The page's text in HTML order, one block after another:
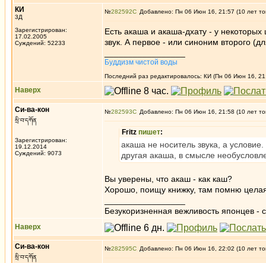
КИ
3Д
Зарегистрирован:
17.02.2005
Суждений: 52233
№282592 Добавлено: Пн 06 Июн 16, 21:57 (10 лет
Есть акаша и акаша-дхату - у
звук. А первое - или синоним второго
Буддизм чистой воды
Последний раз редактировалось: КИ (Пн 06 Июн 16,
Наверх
Си-ва-кон
སྲི་བ་དཀོན
Зарегистрирован:
19.12.2014
Суждений: 9073
№282593 Добавлено: Пн 06 Июн 16, 21:58 (10 лет
Fritz пишет:
акаша не носитель звука, а
другая акаша, в смысле
Вы уверены, что акаш - как каш?
Хорошо, поищу книжку, там помню
Безукоризненная вежливость японцев -
Наверх
Си-ва-кон
སྲི་བ་དཀོན
№282595 Добавлено: Пн 06 Июн 16, 22:02 (10 лет